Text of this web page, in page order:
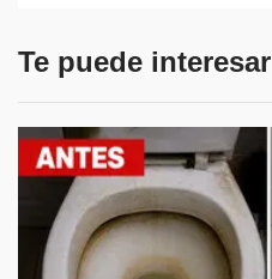
Te puede interesar